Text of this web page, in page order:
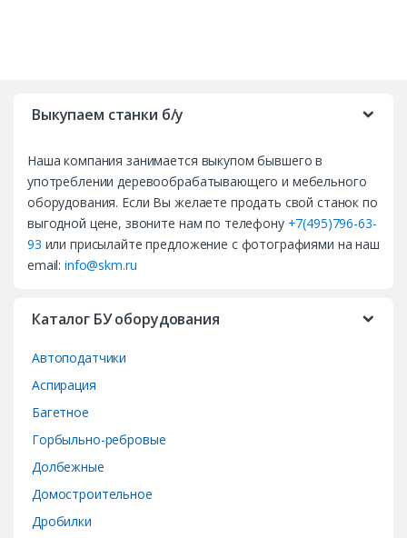
Выкупаем станки б/у
Наша компания занимается выкупом бывшего в
употреблении деревообрабатывающего и мебельного
оборудования. Если Вы желаете продать свой станок по
выгодной цене, звоните нам по телефону +7(495)796-63-
93 или присылайте предложение с фотографиями на наш
email:info@skm.ru
Каталог БУ оборудования
Автоподатчики
Аспирация
Багетное
Горбыльно-ребровые
Долбежные
Домостроительное
Дробилки